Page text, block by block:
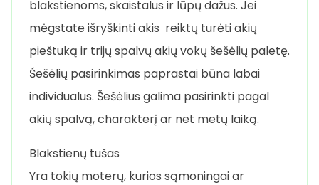
blakstienoms, skaistalus ir lūpų dažus. Jei
mėgstate išryškinti akis reiktų turėti akių
pieštuką ir trijų spalvų akių vokų šešėlių paletę.
Šešėlių pasirinkimas paprastai būna labai
individualus. Šešėlius galima pasirinkti pagal
akių spalvą, charakterį ar net metų laiką.
Blakstienų tušas
Yra tokių moterų, kurios sąmoningai ar